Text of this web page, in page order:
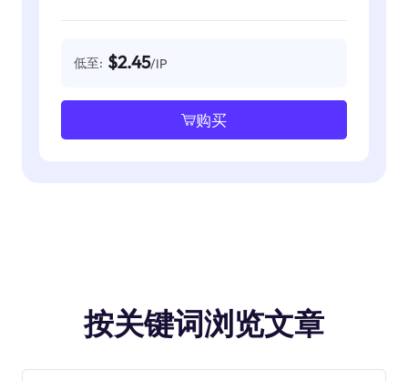
低至: $2.45/IP
购买
按关键词浏览文章